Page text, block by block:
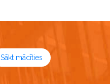
Sākt mācīties